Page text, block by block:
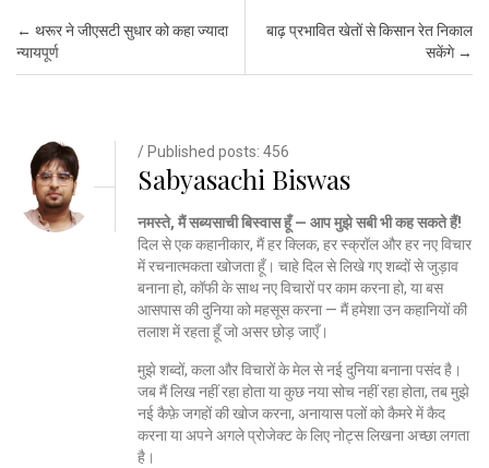
Post navigation
← थरूर ने जीएसटी सुधार को कहा ज्यादा
न्यायपूर्ण
बाढ़ प्रभावित खेतों से किसान रेत निकाल
सकेंगे →
/ Published posts: 456
Sabyasachi Biswas
नमस्ते, मैं सब्यसाची बिस्वास हूँ — आप मुझे सबी भी कह सकते हैं!
दिल से एक कहानीकार, मैं हर क्लिक, हर स्क्रॉल और हर नए विचार
में रचनात्मकता खोजता हूँ। चाहे दिल से लिखे गए शब्दों से जुड़ाव
बनाना हो, कॉफी के साथ नए विचारों पर काम करना हो, या बस
आसपास की दुनिया को महसूस करना — मैं हमेशा उन कहानियों की
तलाश में रहता हूँ जो असर छोड़ जाएँ।
मुझे शब्दों, कला और विचारों के मेल से नई दुनिया बनाना पसंद है।
जब मैं लिख नहीं रहा होता या कुछ नया सोच नहीं रहा होता, तब मुझे
नई कैफ़े जगहों की खोज करना, अनायास पलों को कैमरे में कैद
करना या अपने अगले प्रोजेक्ट के लिए नोट्स लिखना अच्छा लगता
है।